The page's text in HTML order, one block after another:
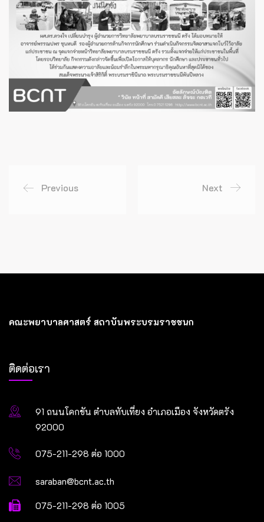
Previous Next
คณะพยาบาลศาสตร์ สถาบันพระบรมราชชนก
ติดต่อเรา
91 ถนนโคกขัน ตำบลทับเที่ยง อำเภอเมือง จังหวัดตรัง
92000
075-211-298 ต่อ 1000
saraban@bcnt.ac.th
075-211-298 ต่อ 1005